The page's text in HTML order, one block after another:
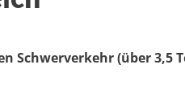
Schwerverkehr (über 3,5